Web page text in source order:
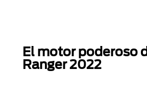
El motor poderoso
Ranger 2022